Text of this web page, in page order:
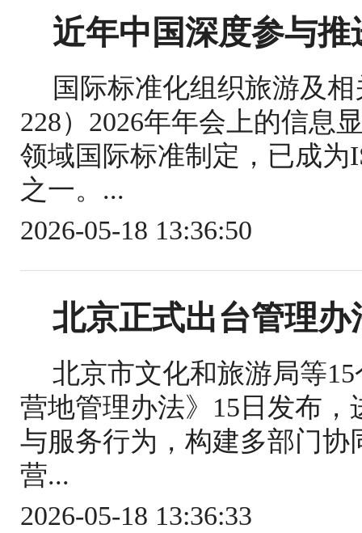
近年中国深度参与
国际标准化组织旅游及
228）2026年年会上的信息
领域国际标准制定，已成为
之一。...
2026-05-18 13:36:50
北京正式出台管理
北京市文化和旅游局等
营地管理办法》15日发布
与服务行为，构建多部门
营...
2026-05-18 13:36:33